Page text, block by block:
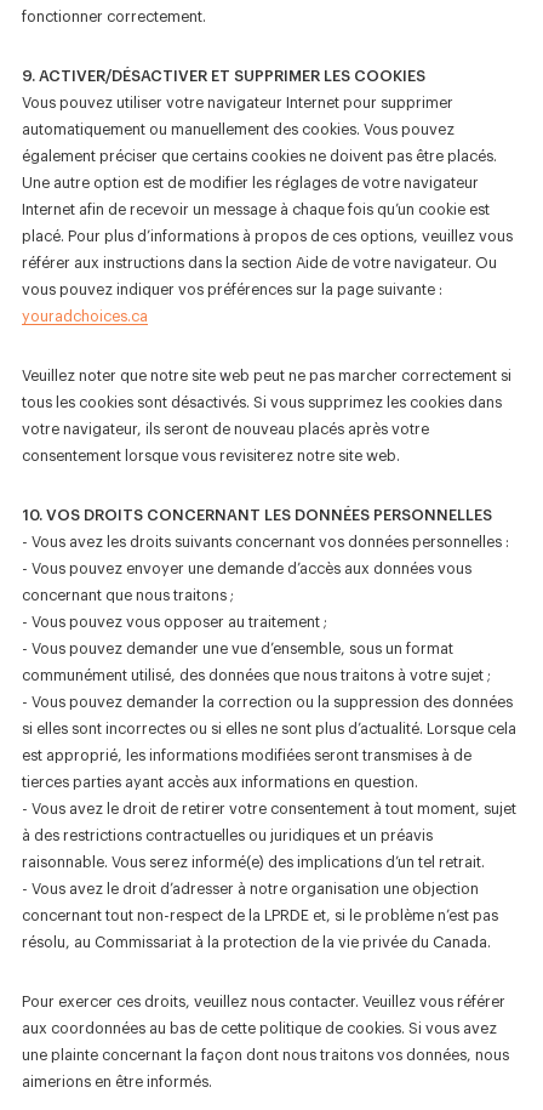
fonctionner correctement.
9. ACTIVER/DÉSACTIVER ET SUPPRIMER LES COOKIES
Vous pouvez utiliser votre navigateur Internet pour supprimer
automatiquement ou manuellement des cookies. Vous pouvez
également préciser que certains cookies ne doivent pas être placés.
Une autre option est de modifier les réglages de votre navigateur
Internet afin de recevoir un message à chaque fois qu’un cookie est
placé. Pour plus d’informations à propos de ces options, veuillez vous
référer aux instructions dans la section Aide de votre navigateur. Ou
vous pouvez indiquer vos préférences sur la page suivante :
youradchoices.ca
Veuillez noter que notre site web peut ne pas marcher correctement si
tous les cookies sont désactivés. Si vous supprimez les cookies dans
votre navigateur, ils seront de nouveau placés après votre
consentement lorsque vous revisiterez notre site web.
10. VOS DROITS CONCERNANT LES DONNÉES PERSONNELLES
- Vous avez les droits suivants concernant vos données personnelles :
- Vous pouvez envoyer une demande d’accès aux données vous
concernant que nous traitons ;
- Vous pouvez vous opposer au traitement ;
- Vous pouvez demander une vue d’ensemble, sous un format
communément utilisé, des données que nous traitons à votre sujet ;
- Vous pouvez demander la correction ou la suppression des données
si elles sont incorrectes ou si elles ne sont plus d’actualité. Lorsque cela
est approprié, les informations modifiées seront transmises à de
tierces parties ayant accès aux informations en question.
- Vous avez le droit de retirer votre consentement à tout moment, sujet
à des restrictions contractuelles ou juridiques et un préavis
raisonnable. Vous serez informé(e) des implications d’un tel retrait.
- Vous avez le droit d’adresser à notre organisation une objection
concernant tout non-respect de la LPRDE et, si le problème n’est pas
résolu, au Commissariat à la protection de la vie privée du Canada.
Pour exercer ces droits, veuillez nous contacter. Veuillez vous référer
aux coordonnées au bas de cette politique de cookies. Si vous avez
une plainte concernant la façon dont nous traitons vos données, nous
aimerions en être informés.